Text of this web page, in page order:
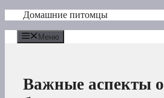
Перейти
содержимому
Домашние питомцы
Меню
Важные аспекты